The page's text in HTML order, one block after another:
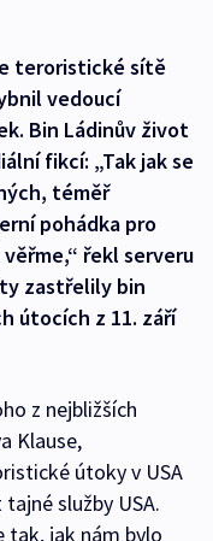
teroristické sítě
vedoucí
Bin Ládinův život
fikcí: „Tak jak se
téměř
pohádka pro
řekl serveru
zastřelily bin
útocích z 11. září
z nejbližších
Klause,
útoky v USA
služby USA.
tak, jak nám bylo